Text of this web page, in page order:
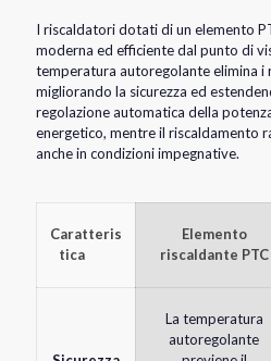
I riscaldatori dotati di un elemento
moderna ed efficiente dal punto di
temperatura autoregolante elimina i
migliorando la sicurezza ed
regolazione automatica della
energetico, mentre il riscaldamento
anche in condizioni impegnative.
Caratteris
tica
Elemento
riscaldante PTC
La temperatura
autoregolante